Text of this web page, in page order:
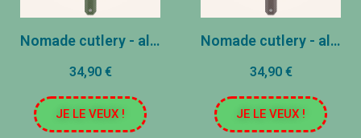
Nomade cutlery - aluminio khaki
34,90 €
JE LE VEUX !
Nomade cutlery - aluminio gris oscuro
34,90 €
JE LE VEUX !